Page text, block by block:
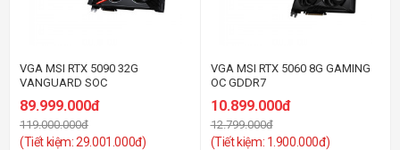
VGA MSI RTX 5090 32G
VANGUARD SOC
89.999.000đ
119.000.000đ
(Tiết kiệm: 29.001.000đ)
VGA MSI RTX 5060 8G GAMING
OC GDDR7
10.899.000đ
12.799.000đ
(Tiết kiệm: 1.900.000đ)